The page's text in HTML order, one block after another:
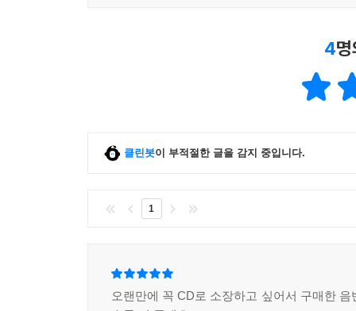
4
클린봇이 부적절한 글을 감지 중입니다.
1
오랜만에 꼭 CD로 소장하고 싶어서 구매한 음